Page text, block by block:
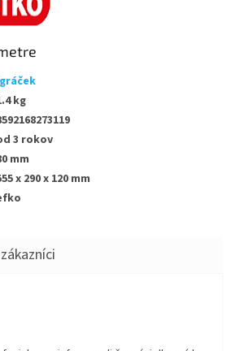
kg
3 rokov
mm
x 290 x 120 mm
obchodu je 5 z 5 hviezdičiek.